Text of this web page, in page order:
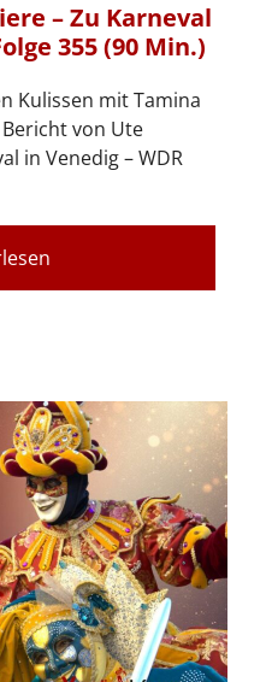
– Zu Karneval
355 (90 Min.)
Kulissen mit Tamina
von Ute
in Venedig – WDR